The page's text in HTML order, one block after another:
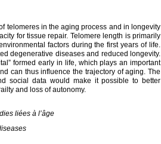
telomeres in the aging process and in longevity
for tissue repair. Telomere length is primarily
factors during the first years of life.
degenerative diseases and reduced longevity.
formed early in life, which plays an important
can thus influence the trajectory of aging. The
social data would make it possible to better
and loss of autonomy.
liées à l’âge